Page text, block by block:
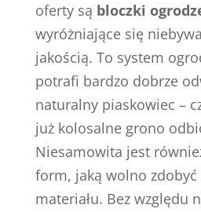
oferty są bloczki
wyróżniające się
jakością. To system
potrafi bardzo dobrze
naturalny piaskowiec –
już kolosalne grono
Niesamowita jest
form, jaką wolno
materiału. Bez względu